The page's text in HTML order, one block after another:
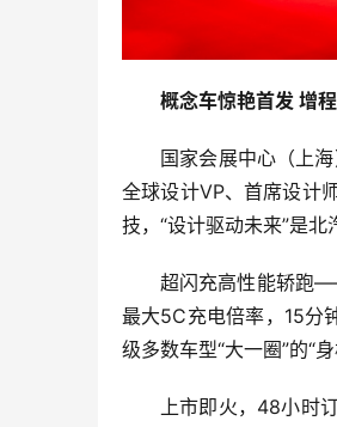
概念车惊艳首发 增
国家会展中心（上
全球设计VP、首席设计
技，“设计驱动未来”是北
超闪充高性能轿跑
最大5C充电倍率，15分
级多数车型“大一圈”的“
上市即火，48小时